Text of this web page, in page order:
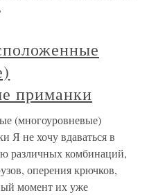
приманки
(многоуровневые)
Я не хочу вдаваться в
различных комбинаций,
оперения крючков,
момент их уже